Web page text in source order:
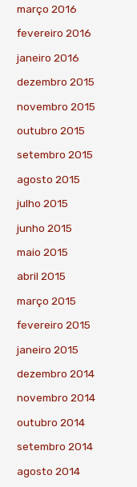
março 2016
fevereiro 2016
janeiro 2016
dezembro 2015
novembro 2015
outubro 2015
setembro 2015
agosto 2015
julho 2015
junho 2015
maio 2015
abril 2015
março 2015
fevereiro 2015
janeiro 2015
dezembro 2014
novembro 2014
outubro 2014
setembro 2014
agosto 2014